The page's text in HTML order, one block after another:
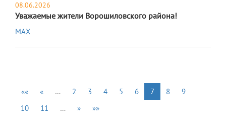
08.06.2026
Уважаемые жители Ворошиловского района!
МАХ
«« « … 2 3 4 5 6 7 8
9
10
11 … » »»